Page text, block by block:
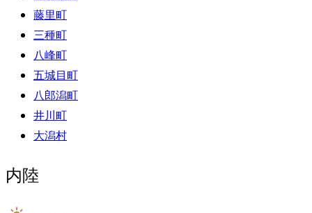
藤里町
三種町
八峰町
五城目町
八郎潟町
井川町
大潟村
内陸